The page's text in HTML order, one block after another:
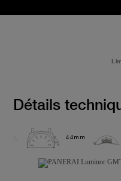
Détails
44mm